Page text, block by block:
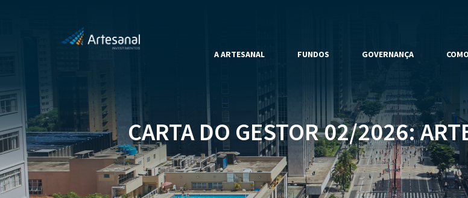
A ARTESANAL FUNDOS GOVERNANÇA
CARTA DO GESTOR 02/2026: